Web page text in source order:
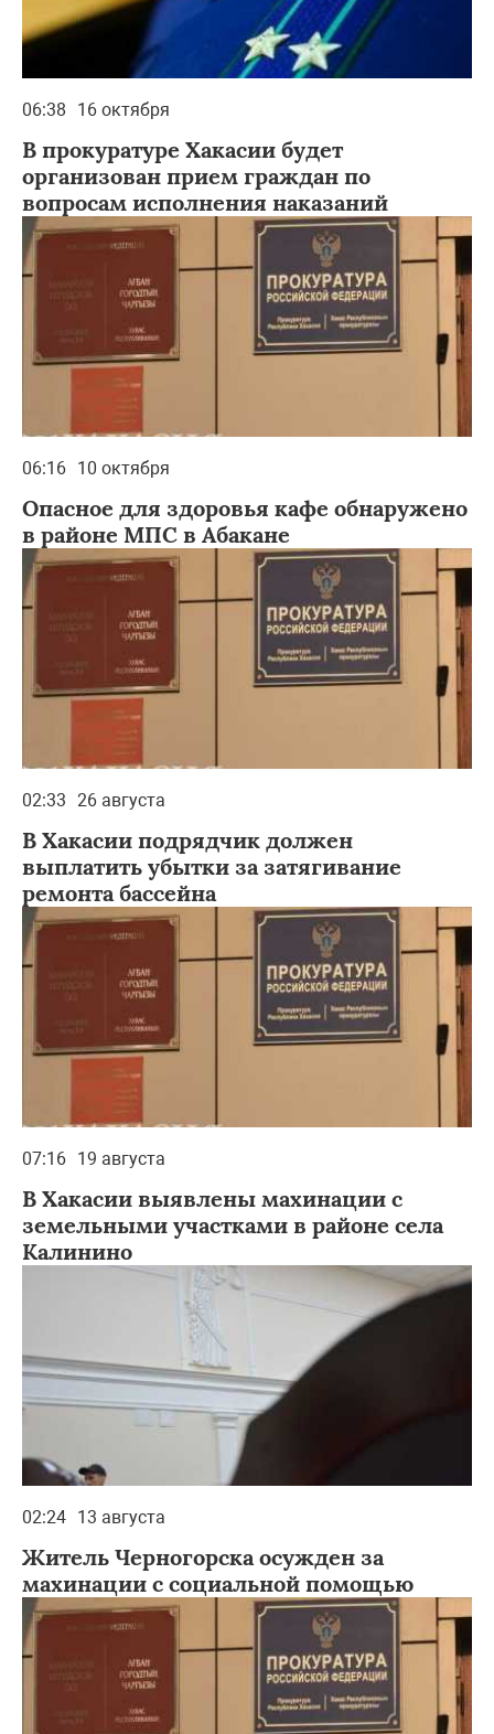
06:38 16 октября
В прокуратуре Хакасии будет
организован прием граждан по
вопросам исполнения наказаний
06:16 10 октября
Опасное для здоровья кафе обнаружено
в районе МПС в Абакане
02:33 26 августа
В Хакасии подрядчик должен
выплатить убытки за затягивание
ремонта бассейна
07:16 19 августа
В Хакасии выявлены махинации с
земельными участками в районе села
Калинино
02:24 13 августа
Житель Черногорска осужден за
махинации с социальной помощью